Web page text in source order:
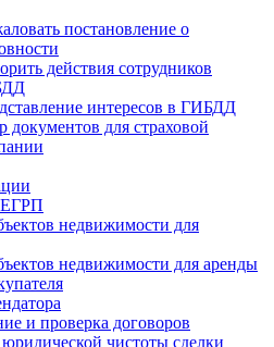
постановление о
действия сотрудников
интересов в ГИБДД
документов для страховой
недвижимости для
недвижимости для аренды
и проверка договоров
чистоты сделки